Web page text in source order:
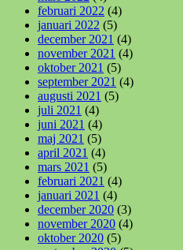
februari 2022 (4)
januari 2022 (5)
december 2021 (4)
november 2021 (4)
oktober 2021 (5)
september 2021 (4)
augusti 2021 (5)
juli 2021 (4)
juni 2021 (4)
maj 2021 (5)
april 2021 (4)
mars 2021 (5)
februari 2021 (4)
januari 2021 (4)
december 2020 (3)
november 2020 (4)
oktober 2020 (5)